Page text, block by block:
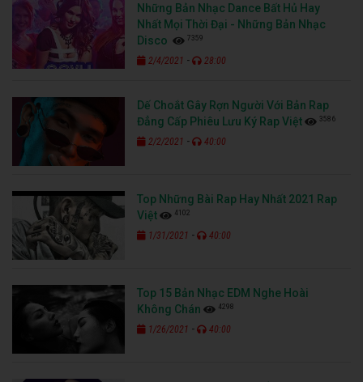
Những Bản Nhạc Dance Bất Hủ Hay
Nhất Mọi Thời Đại - Những Bản Nhạc
Disco
7359
2/4/2021 - 28:00
Dế Choắt Gây Rợn Người Với Bản Rap
Đẳng Cấp Phiêu Lưu Ký Rap Việt
3586
2/2/2021 - 40:00
Top Những Bài Rap Hay Nhất 2021 Rap
Việt
4102
1/31/2021 - 40:00
Top 15 Bản Nhạc EDM Nghe Hoài
Không Chán
4298
1/26/2021 - 40:00